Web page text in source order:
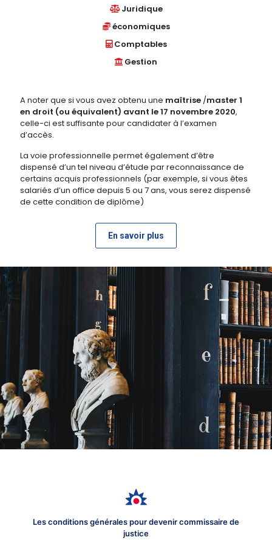
Juridique
économiques
Comptables
Gestion
A noter que si vous avez obtenu une maîtrise /master 1
en droit (ou équivalent) avant le 17 novembre 2020,
celle-ci est suffisante pour candidater à l’examen
d’accès.
La voie professionnelle permet également d’être
dispensé d’un tel niveau d’étude par reconnaissance de
certains acquis professionnels (par exemple, si vous êtes
salariés d’un office depuis 5 ou 7 ans, vous serez dispensé
de cette condition de diplôme)
En savoir plus
Les conditions générales pour devenir commissaire de
justice